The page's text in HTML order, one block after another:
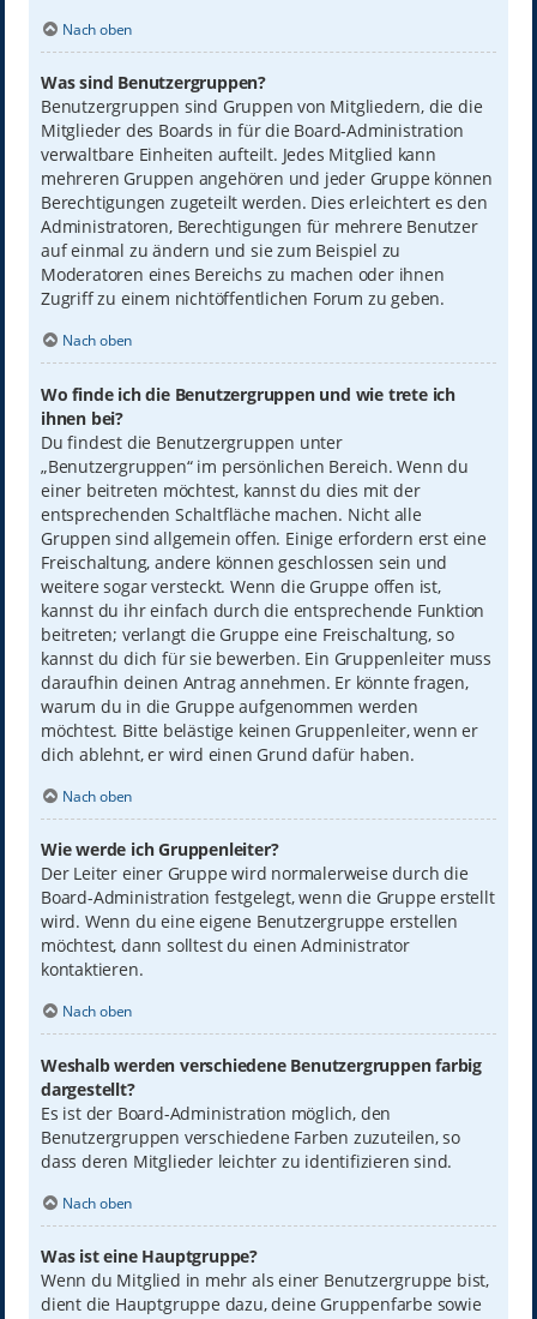
Nach oben
Was sind Benutzergruppen?
Benutzergruppen sind Gruppen von Mitgliedern, die die
Mitglieder des Boards in für die Board-Administration
verwaltbare Einheiten aufteilt. Jedes Mitglied kann
mehreren Gruppen angehören und jeder Gruppe können
Berechtigungen zugeteilt werden. Dies erleichtert es den
Administratoren, Berechtigungen für mehrere Benutzer
auf einmal zu ändern und sie zum Beispiel zu
Moderatoren eines Bereichs zu machen oder ihnen
Zugriff zu einem nichtöffentlichen Forum zu geben.
Nach oben
Wo finde ich die Benutzergruppen und wie trete ich
ihnen bei?
Du findest die Benutzergruppen unter
„Benutzergruppen“ im persönlichen Bereich. Wenn du
einer beitreten möchtest, kannst du dies mit der
entsprechenden Schaltfläche machen. Nicht alle
Gruppen sind allgemein offen. Einige erfordern erst eine
Freischaltung, andere können geschlossen sein und
weitere sogar versteckt. Wenn die Gruppe offen ist,
kannst du ihr einfach durch die entsprechende Funktion
beitreten; verlangt die Gruppe eine Freischaltung, so
kannst du dich für sie bewerben. Ein Gruppenleiter muss
daraufhin deinen Antrag annehmen. Er könnte fragen,
warum du in die Gruppe aufgenommen werden
möchtest. Bitte belästige keinen Gruppenleiter, wenn er
dich ablehnt, er wird einen Grund dafür haben.
Nach oben
Wie werde ich Gruppenleiter?
Der Leiter einer Gruppe wird normalerweise durch die
Board-Administration festgelegt, wenn die Gruppe erstellt
wird. Wenn du eine eigene Benutzergruppe erstellen
möchtest, dann solltest du einen Administrator
kontaktieren.
Nach oben
Weshalb werden verschiedene Benutzergruppen farbig
dargestellt?
Es ist der Board-Administration möglich, den
Benutzergruppen verschiedene Farben zuzuteilen, so
dass deren Mitglieder leichter zu identifizieren sind.
Nach oben
Was ist eine Hauptgruppe?
Wenn du Mitglied in mehr als einer Benutzergruppe bist,
dient die Hauptgruppe dazu, deine Gruppenfarbe sowie